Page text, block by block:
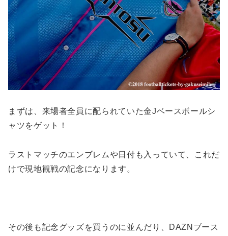
まずは、来場者全員に配られていた金Jベースボールシ
ャツをゲット！
ラストマッチのエンブレムや日付も入っていて、これだ
けで現地観戦の記念になります。
その後も記念グッズを買うのに並んだり、DAZNブース